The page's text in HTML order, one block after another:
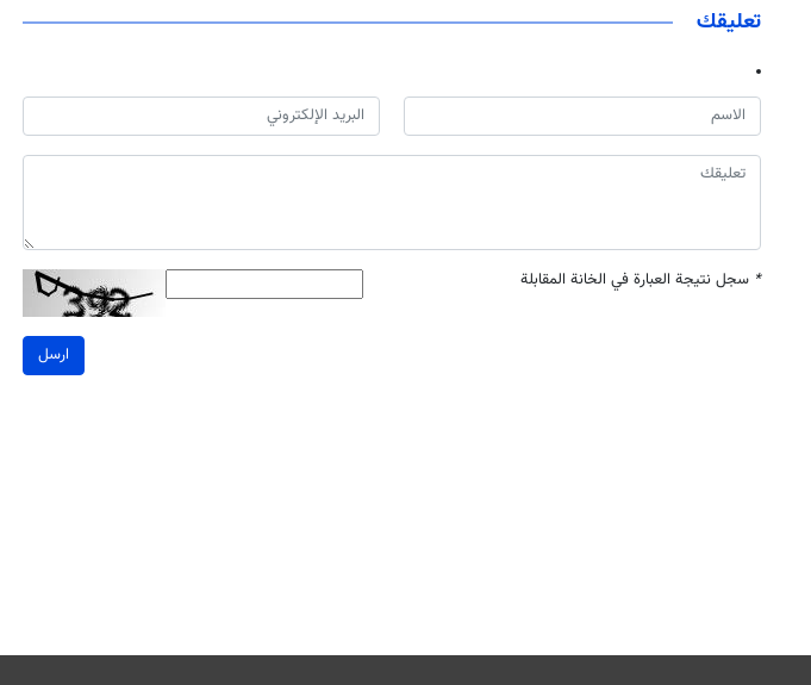
تعليقك
* سجل نتيجة العبارة في الخانة المقابلة
ارسل